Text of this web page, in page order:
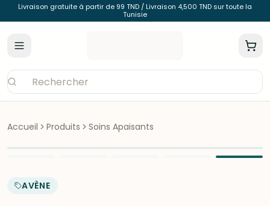
Livraison gratuite à partir de 99 TND / Livraison 4,500 TND sur toute la
Tunisie
Accueil Produits Soins Apaisants
AVÈNE